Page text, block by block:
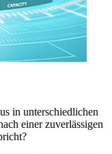
in unterschiedlichen
einer zuverlässigen